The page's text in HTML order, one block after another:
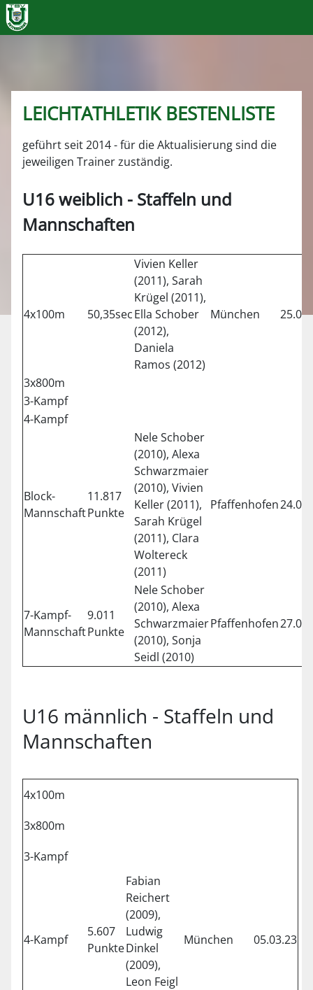
LEICHTATHLETIK BESTENLISTE
geführt seit 2014 - für die Aktualisierung sind die
jeweiligen Trainer zuständig.
U16 weiblich - Staffeln und
Mannschaften
4x100m 50,35sec
Vivien Keller
(2011), Sarah
Krügel (2011),
Ella Schober
(2012),
Daniela
Ramos (2012)
München
3x800m
3-Kampf
4-Kampf
Block-
Mannschaft
11.817
Punkte
Nele Schober
(2010), Alexa
Schwarzmaier
(2010), Vivien
Keller (2011),
Sarah Krügel
(2011), Clara
Woltereck
(2011)
Pfaffenhofen
7-Kampf-
Mannschaft
9.011
Punkte
Nele Schober
(2010), Alexa
Schwarzmaier
(2010), Sonja
Seidl (2010)
Pfaffenhofen
U16 männlich - Staffeln und
Mannschaften
4x100m
3x800m
3-Kampf
4-Kampf
5.607
Punkte
Fabian
Reichert
(2009),
Ludwig
Dinkel
(2009),
Leon Feigl
München 05.03.23